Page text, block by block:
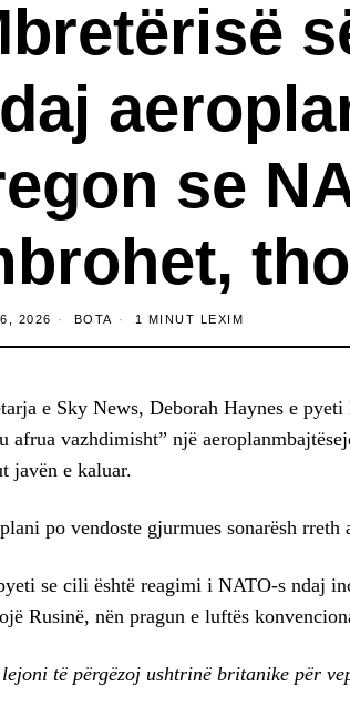
se
2026 BOTA 1 MINUT LEXIM
e Sky News, Deborah Haynes e
afrua vazhdimisht” një
javën e kaluar.
po vendoste gjurmues sonarësh
se cili është reagimi i NATO-s ndaj
Rusinë, nën pragun e luftës
të përgëzoj ushtrinë britanike për